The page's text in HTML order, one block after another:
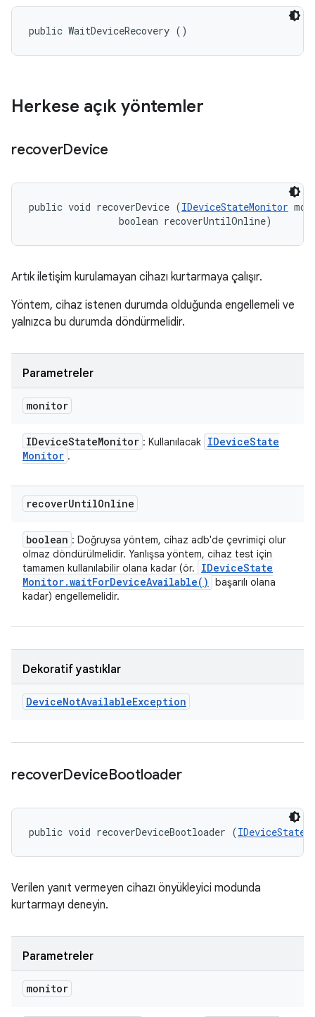
public WaitDeviceRecovery ()
Herkese açık yöntemler
recoverDevice
public void recoverDevice (IDeviceStateMonitor
                boolean recoverUntilOnline)
Artık iletişim kurulamayan cihazı kurtarmaya çalışır.
Yöntem, cihaz istenen durumda olduğunda engellemeli ve
yalnızca bu durumda döndürmelidir.
Parametreler
monitor
IDeviceStateMonitor : Kullanılacak IDeviceState
Monitor .
recoverUntilOnline
boolean : Doğruysa yöntem, cihaz adb'de çevrimiçi olur
olmaz döndürülmelidir. Yanlışsa yöntem, cihaz test için
tamamen kullanılabilir olana kadar (ör.
IDeviceState
Monitor.waitForDeviceAvailable( )
başarılı olana
kadar) engellemelidir.
Dekoratif yastıklar
DeviceNotAvailableException
recoverDeviceBootloader
public void recoverDeviceBootloader (
Verilen yanıt vermeyen cihazı önyükleyici modunda
kurtarmayı deneyin.
Parametreler
monitor